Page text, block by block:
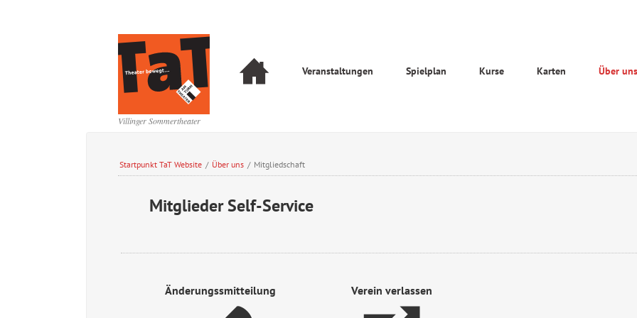
Villinger Sommertheater
Navigation
überspringen
Veranstaltungen Spielplan Kurse Karten Über uns
Startpunkt TaT Website / Über uns / Mitgliedschaft
Mitglieder Self-Service
Änderungssmitteilung Verein verlassen